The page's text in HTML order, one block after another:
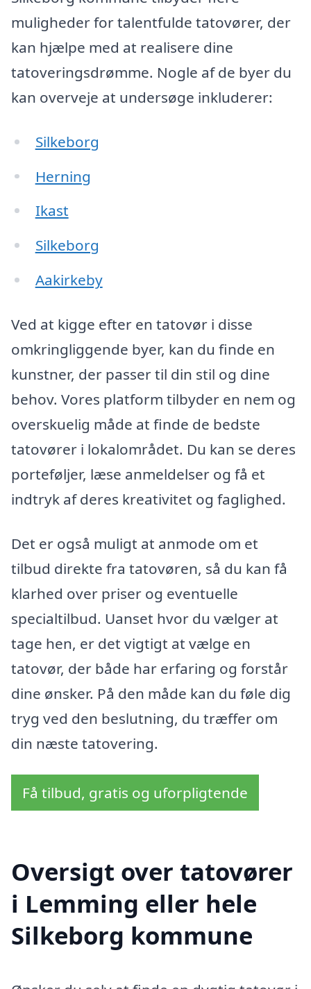
muligheder for talentfulde tatovører, der
kan hjælpe med at realisere dine
tatoveringsdrømme. Nogle af de byer du
kan overveje at undersøge inkluderer:
Silkeborg
Herning
Ikast
Silkeborg
Aakirkeby
Ved at kigge efter en tatovør i disse
omkringliggende byer, kan du finde en
kunstner, der passer til din stil og dine
behov. Vores platform tilbyder en nem og
overskuelig måde at finde de bedste
tatovører i lokalområdet. Du kan se deres
porteføljer, læse anmeldelser og få et
indtryk af deres kreativitet og faglighed.
Det er også muligt at anmode om et
tilbud direkte fra tatovøren, så du kan få
klarhed over priser og eventuelle
specialtilbud. Uanset hvor du vælger at
tage hen, er det vigtigt at vælge en
tatovør, der både har erfaring og forstår
dine ønsker. På den måde kan du føle dig
tryg ved den beslutning, du træffer om
din næste tatovering.
Få tilbud, gratis og uforpligtende
Oversigt over tatovører
i Lemming eller hele
Silkeborg kommune